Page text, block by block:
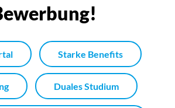
Starke Benefits
Duales Studium